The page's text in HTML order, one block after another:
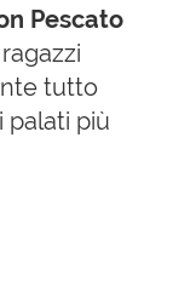
Pescato
tutto
palati più